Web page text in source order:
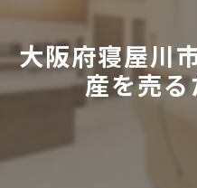
大阪府寝屋川
産を売